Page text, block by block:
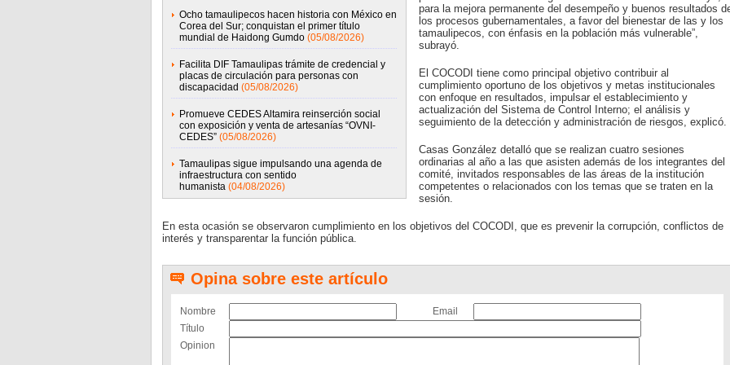
Ocho tamaulipecos hacen historia con México en
Corea del Sur; conquistan el primer título
mundial de Haidong Gumdo (05/08/2026)
Facilita DIF Tamaulipas trámite de credencial y
placas de circulación para personas con
discapacidad (05/08/2026)
Promueve CEDES Altamira reinserción social
con exposición y venta de artesanías “OVNI-
CEDES” (05/08/2026)
Tamaulipas sigue impulsando una agenda de
infraestructura con sentido
humanista (04/08/2026)
para la mejora permanente del desempeño y buenos resultados
los procesos gubernamentales, a favor del bienestar de las y los
tamaulipecos, con énfasis en la población más vulnerable”,
subrayó.
El COCODI tiene como principal objetivo contribuir al
cumplimiento oportuno de los objetivos y metas institucionales
con enfoque en resultados, impulsar el establecimiento y
actualización del Sistema de Control Interno; el análisis y
seguimiento de la detección y administración de riesgos, explicó.
Casas González detalló que se realizan cuatro sesiones
ordinarias al año a las que asisten además de los integrantes del
comité, invitados responsables de las áreas de la institución
competentes o relacionados con los temas que se traten en la
sesión.
En esta ocasión se observaron cumplimiento en los objetivos del COCODI, que es prevenir la corrupción, conflictos de
interés y transparentar la función pública.
Opina sobre este artículo
Nombre
Email
Título
Opinion